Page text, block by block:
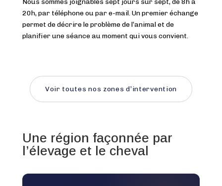
20h, par téléphone ou par e-mail. Un premier échange
permet de décrire le problème de l’animal et de
planifier une séance au moment qui vous convient.
Voir toutes nos zones d’intervention
Une région façonnée par
l’élevage et le cheval